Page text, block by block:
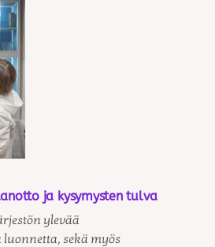
ja kysymysten tulva
ylevää
sekä myös